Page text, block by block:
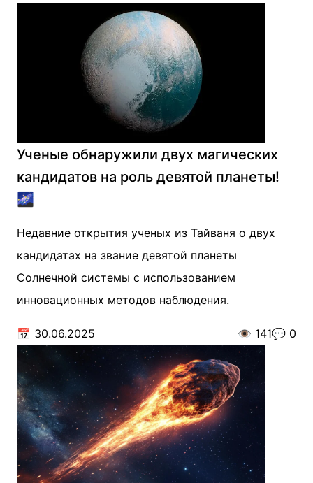
Ученые обнаружили двух магических
кандидатов на роль девятой планеты!
🌌
Недавние открытия ученых из Тайваня о двух
кандидатах на звание девятой планеты
Солнечной системы с использованием
инновационных методов наблюдения.
📅 30.06.2025 👁️ 141💬 0